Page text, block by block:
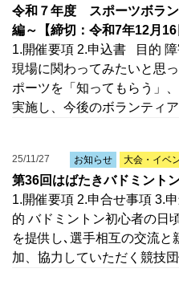
令和７年度 スポーツボラ
編～【締切：令和7年12月16
1.開催要項 2.申込書 目的
現場に関わってみたいと思
ポーツを「知ってもらう」
実施し、今後のボランティ
25/11/27 お知らせ 大会・イベ
第36回はばたきバドミント
1.開催要項 2.申合せ事項 3.
的 バドミントン初心者の日
を提供し､選手相互の交流
加、協力していただく競技